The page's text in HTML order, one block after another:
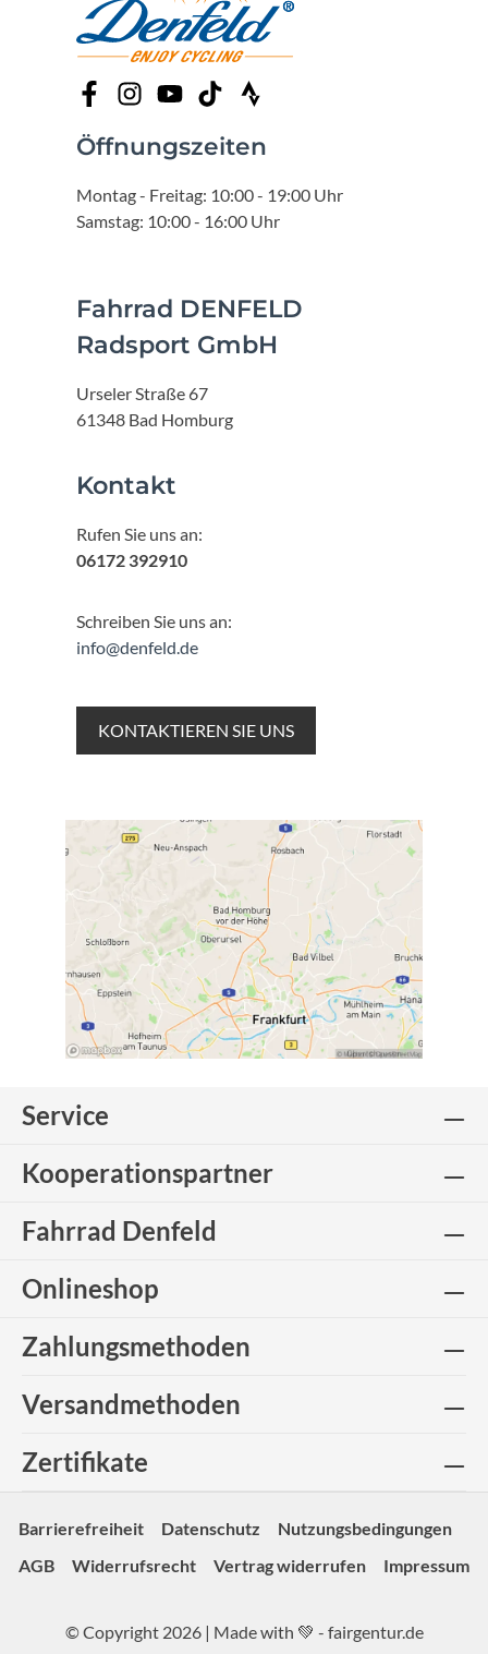
Öffnungszeiten
Montag - Freitag: 10:00 - 19:00 Uhr
Samstag: 10:00 - 16:00 Uhr
Fahrrad DENFELD
Radsport GmbH
Urseler Straße 67
61348 Bad Homburg
Kontakt
Rufen Sie uns an:
06172 392910
Schreiben Sie uns an:
info@denfeld.de
KONTAKTIEREN SIE UNS
Service
Kooperationspartner
Fahrrad Denfeld
Onlineshop
Zahlungsmethoden
Versandmethoden
Zertifikate
Barrierefreiheit Datenschutz
Nutzungsbedingungen
AGB
Widerrufsrecht Vertrag widerrufen Impressum
© Copyright 2026 | Made with 💚 - fairgentur.de